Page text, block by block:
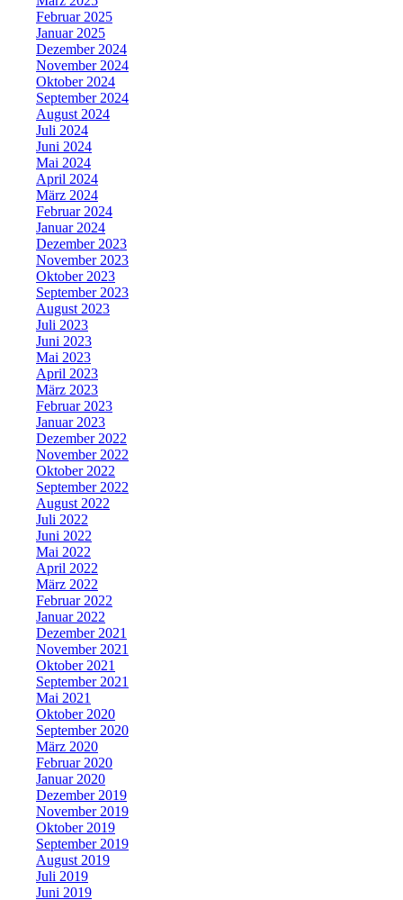
Februar 2025
Januar 2025
Dezember 2024
November 2024
Oktober 2024
September 2024
August 2024
Juli 2024
Juni 2024
Mai 2024
April 2024
März 2024
Februar 2024
Januar 2024
Dezember 2023
November 2023
Oktober 2023
September 2023
August 2023
Juli 2023
Juni 2023
Mai 2023
April 2023
März 2023
Februar 2023
Januar 2023
Dezember 2022
November 2022
Oktober 2022
September 2022
August 2022
Juli 2022
Juni 2022
Mai 2022
April 2022
März 2022
Februar 2022
Januar 2022
Dezember 2021
November 2021
Oktober 2021
September 2021
Mai 2021
Oktober 2020
September 2020
März 2020
Februar 2020
Januar 2020
Dezember 2019
November 2019
Oktober 2019
September 2019
August 2019
Juli 2019
Juni 2019